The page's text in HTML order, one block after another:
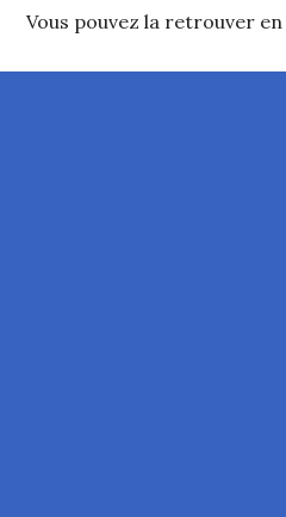
Vous pouvez la retrouver